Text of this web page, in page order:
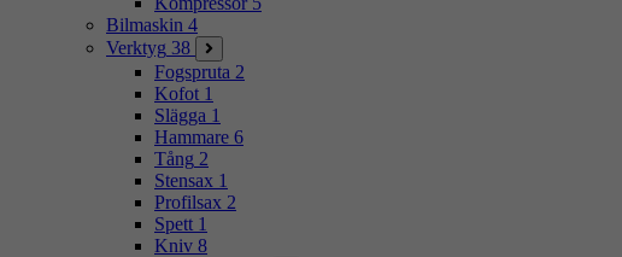
Bilmaskin 4
Verktyg 38
Fogspruta 2
Kofot 1
Slägga 1
Hammare 6
Tång 2
Stensax 1
Profilsax 2
Spett 1
Kniv 8